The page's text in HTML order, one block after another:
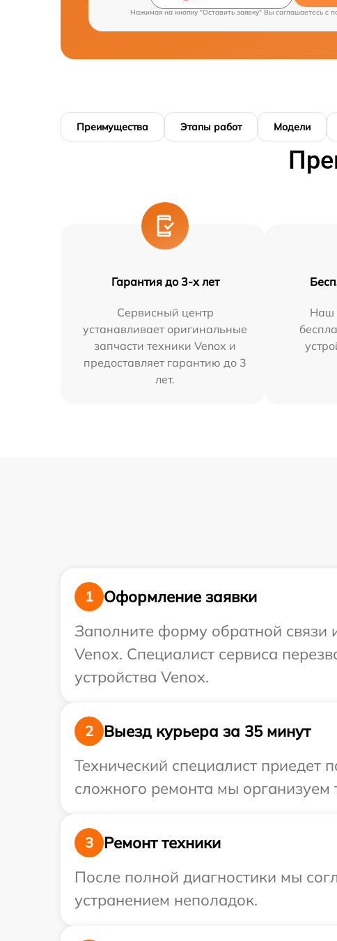
Нажимая на кнопку "Оставить заявку" Вы соглашаетесь c
Преимущества Этапы работ Модели
Гарантия до 3-х лет
Сервисный центр
устанавливает оригинальные
запчасти техники Venox и
предоставляет гарантию до 3
лет.
Наш
1
Оформление заявки
Заполните форму обратной связи
Venox. Специалист сервиса
устройства Venox.
2
Выезд курьера за 35 минут
Технический специалист приедет
сложного ремонта мы организуем
3
Ремонт техники
После полной диагностики мы
устранением неполадок.